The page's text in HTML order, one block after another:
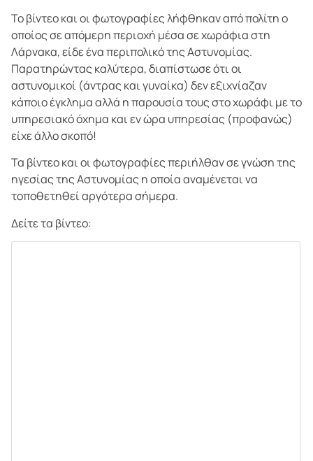
Το βίντεο και οι φωτογραφίες λήφθηκαν από πολίτη ο
οποίος σε απόμερη περιοχή μέσα σε χωράφια στη
Λάρνακα, είδε ένα περιπολικό της Αστυνομίας.
Παρατηρώντας καλύτερα, διαπίστωσε ότι οι
αστυνομικοί (άντρας και γυναίκα) δεν εξιχνίαζαν
κάποιο έγκλημα αλλά η παρουσία τους στο χωράφι με το
υπηρεσιακό όχημα και εν ώρα υπηρεσίας (προφανώς)
είχε άλλο σκοπό!
Τα βίντεο και οι φωτογραφίες περιήλθαν σε γνώση της
ηγεσίας της Αστυνομίας η οποία αναμένεται να
τοποθετηθεί αργότερα σήμερα.
Δείτε τα βίντεο: